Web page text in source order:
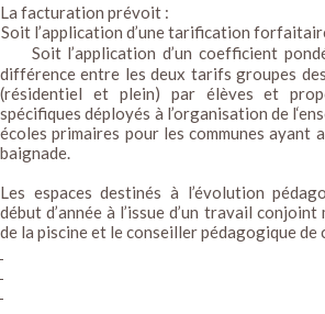
La facturation prévoit :
Soit l’application d’une tarification
Soit l’application d’un coefficient
différence entre les deux tarifs groupes
(résidentiel et plein) par élèves et
spécifiques déployés à l’organisation de
écoles primaires pour les communes ayant
baignade.
Les espaces destinés à l’évolution
début d’année à l’issue d’un travail
de la piscine et le conseiller pédagogique de